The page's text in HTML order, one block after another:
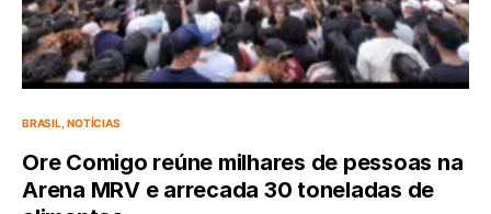
BRASIL NOTÍCIAS
Ore Comigo reúne milhares de pessoas na
Arena MRV e arrecada 30 toneladas de